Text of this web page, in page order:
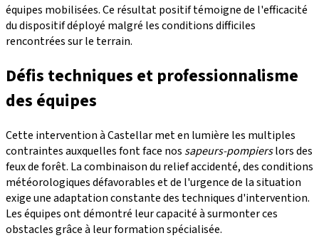
équipes mobilisées. Ce résultat positif témoigne de l'efficacité
du dispositif déployé malgré les conditions difficiles
rencontrées sur le terrain.
Défis techniques et professionnalisme
des équipes
Cette intervention à Castellar met en lumière les multiples
contraintes auxquelles font face nos sapeurs-pompierslors des
feux de forêt. La combinaison du relief accidenté, des conditions
météorologiques défavorables et de l'urgence de la situation
exige une adaptation constante des techniques d'intervention.
Les équipes ont démontré leur capacité à surmonter ces
obstacles grâce à leur formation spécialisée.